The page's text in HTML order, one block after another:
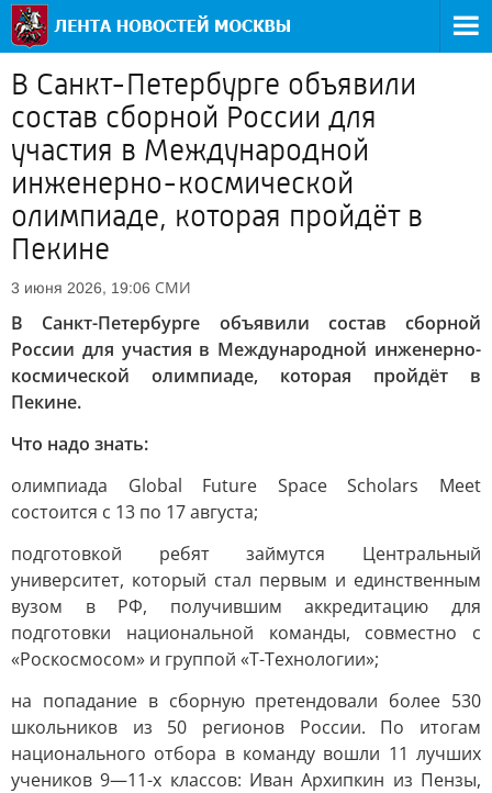
В Санкт-Петербурге объявили
состав сборной России для
участия в Международной
инженерно-космической
олимпиаде, которая пройдёт в
Пекине
3 июня 2026, 19:06 СМИ
В Санкт-Петербурге объявили состав сборной
России для участия в Международной инженерно-
космической олимпиаде, которая пройдёт в
Пекине.
Что надо знать:
олимпиада Global Future Space Scholars Meet
состоится с 13 по 17 августа;
подготовкой ребят займутся Центральный
университет, который стал первым и единственным
вузом в РФ, получившим аккредитацию для
подготовки национальной команды, совместно с
«Роскосмосом» и группой «Т-Технологии»;
на попадание в сборную претендовали более 530
школьников из 50 регионов России. По итогам
национального отбора в команду вошли 11 лучших
учеников 9—11-х классов: Иван Архипкин из Пензы,